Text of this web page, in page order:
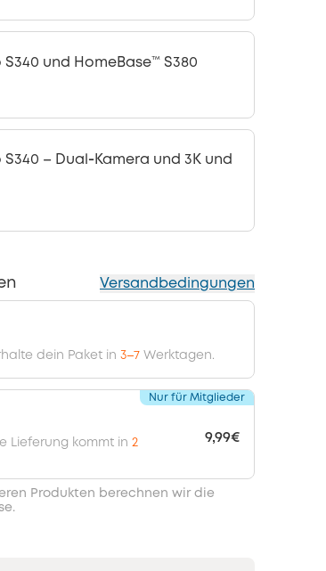
und HomeBase™ S380
– Dual‑Kamera und 3K und
Versandbedingungen
dein Paket in 3–7Werktagen.
Lieferung kommt in 2
9,99€
Nur für Mitglieder
Produkten berechnen wir die